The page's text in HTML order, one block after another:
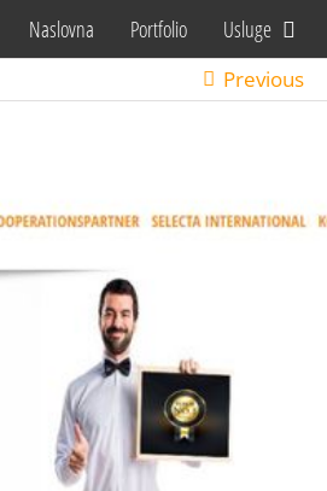
Naslovna Portfolio Usluge
Previous